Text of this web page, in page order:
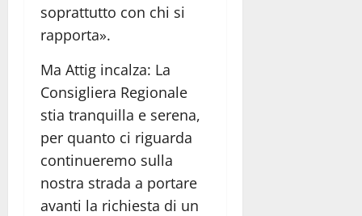
soprattutto con chi si
rapporta».
Ma Attig incalza: La
Consigliera Regionale
stia tranquilla e serena,
per quanto ci riguarda
continueremo sulla
nostra strada a portare
avanti la richiesta di un